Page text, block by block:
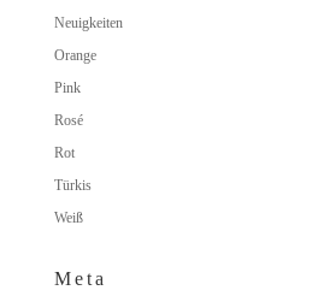
Neuigkeiten
Orange
Pink
Rosé
Rot
Türkis
Weiß
Meta